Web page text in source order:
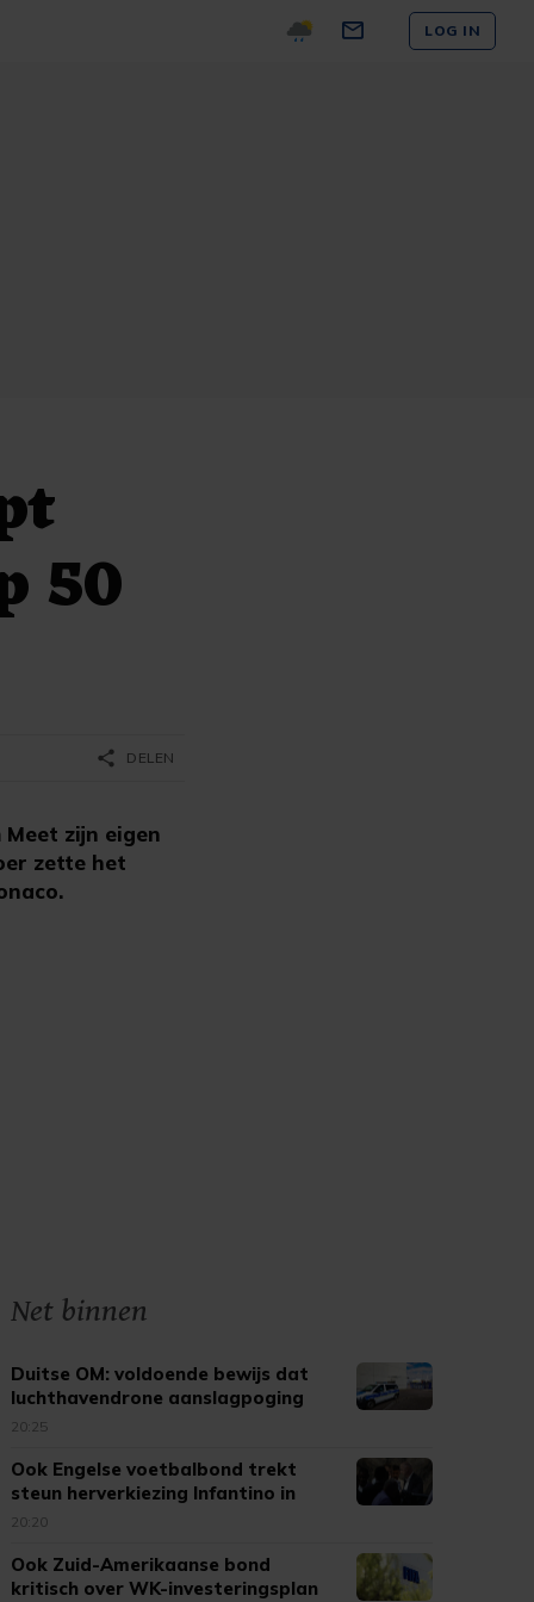
LOG IN
50
Meet zijn eigen
zette het
share DELEN
Net binnen
Duitse OM: voldoende bewijs dat
luchthavendrone aanslagpoging
was
20:25
Ook Engelse voetbalbond trekt
steun herverkiezing Infantino in
20:20
Ook Zuid-Amerikaanse bond
kritisch over WK-investeringsplan